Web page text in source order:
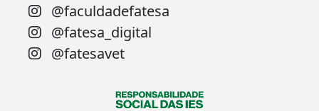
@faculdadefatesa
@fatesa_digital
@fatesavet